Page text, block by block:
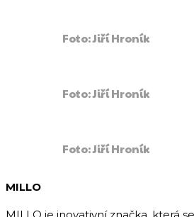
Foto: Jiří Hroník
Foto: Jiří Hroník
Foto: Jiří Hroník
MILLO